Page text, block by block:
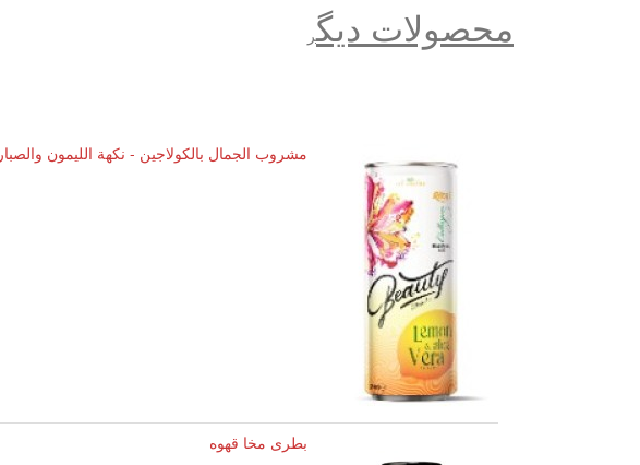
محصولات دیگر
مشروب الجمال بالكولاجين - نكهة الليمون والصبار 250 مل RITA - 02
بطری مخا قهوه